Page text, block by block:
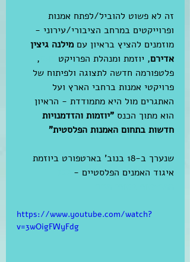
זה לא פשוט להוביל/לפתח אמנות
ופרוייקטים במרחב הציבורי/עירוני -
מוזמנים להציץ בראיון עם מילנה גיצין
אדירם, יוזמת ומנהלת הפרויקט
,
פלטפורמה חדשה לתצוגה ולפיתוח של
פרויקטי אמנות ברחבי הארץ ועל
האתגרים מול היא מתמודדת - הראיון
הוא מתוך הכנס "יוזמות והזדמנויות
חדשות בתחום האמנות הפלסטית"
שנערך ב-18 בנוב' בארטפורט ביוזמת
איגוד האמנים הפלסטיים -
https://www.youtube.com/watch?
v=3wOigFWyFdg